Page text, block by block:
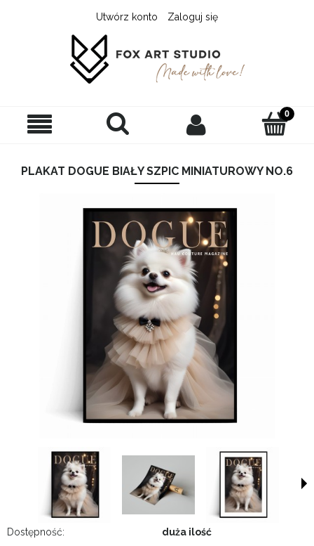
Utwórz konto Zaloguj się
PLAKAT DOGUE BIAŁY SZPIC MINIATUROWY NO.6
Dostępność:
duża ilość